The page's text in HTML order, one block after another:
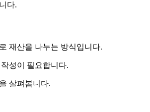
다.
재산을 나누는 방식입니다.
성이 필요합니다.
살펴봅니다.